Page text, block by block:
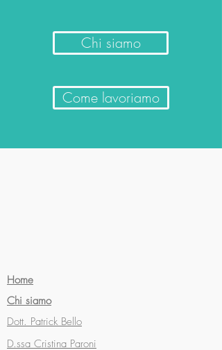
Chi siamo
Come lavoriamo
Home
Chi siamo
Dott. Patrick Bello
D.ssa Cristina Paroni